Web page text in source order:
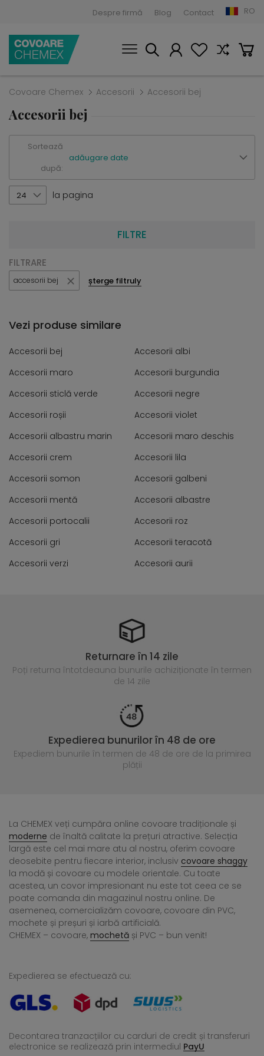
Despre firmă Blog Contact RO
Covoare Chemex Accesorii Accesorii bej
Accesorii bej
Sortează
după:
adăugare date
24 la pagina
FILTRE
FILTRARE
accesorii bej șterge filtruly
Vezi produse similare
Accesorii bej
Accesorii albi
Accesorii maro
Accesorii burgundia
Accesorii sticlă verde
Accesorii negre
Accesorii roșii
Accesorii violet
Accesorii albastru marin
Accesorii maro deschis
Accesorii crem
Accesorii lila
Accesorii somon
Accesorii galbeni
Accesorii mentă
Accesorii albastre
Accesorii portocalii
Accesorii roz
Accesorii gri
Accesorii teracotă
Accesorii verzi
Accesorii aurii
Returnare în 14 zile
Poți returna întotdeauna bunurile achiziționate în termen
de 14 zile
Expedierea bunurilor în 48 de ore
Expediem bunurile în termen de 48 de ore de la primirea
plății
La CHEMEX veți cumpăra online covoare tradiționale și
moderne de înaltă calitate la prețuri atractive. Selecția
largă este cel mai mare atu al nostru, oferim covoare
deosebite pentru fiecare interior, inclusiv covoare shaggy
la modă și covoare cu modele orientale. Cu toate
acestea, un covor impresionant nu este tot ceea ce se
poate comanda din magazinul nostru online. De
asemenea, comercializăm covoare, covoare din PVC,
mochete și preșuri și iarbă artificială.
CHEMEX – covoare, mochetă și PVC – bun venit!
Expedierea se efectuează cu:
Decontarea tranzacțiilor cu carduri de credit și transferuri
electronice se realizează prin intermediul PayU